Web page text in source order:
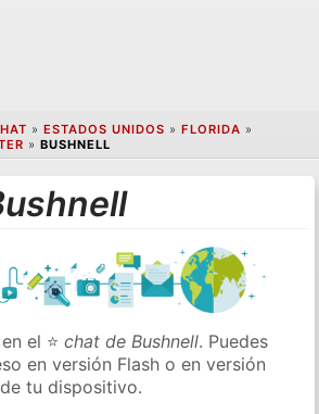
» ESTADOS UNIDOS » FLORIDA »
» BUSHNELL
en el ⭐chat de Bushnell. Puedes
en versión Flash o en versión
tu dispositivo.